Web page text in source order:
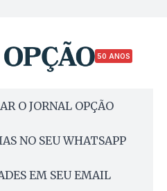
50 ANOS
O JORNAL OPÇÃO
NO SEU WHATSAPP
EM SEU EMAIL